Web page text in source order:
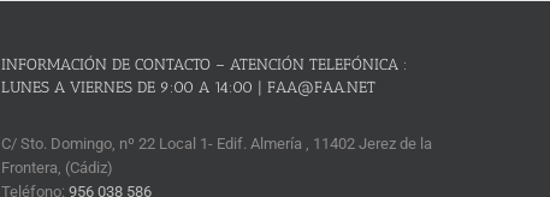
INFORMACIÓN DE CONTACTO – ATENCIÓN TELEFÓNICA :
LUNES A VIERNES DE 9:00 A 14:00 | FAA@FAA.NET
C/ Sto. Domingo, nº 22 Local 1- Edif. Almería , 11402 Jerez de la
Frontera, (Cádiz)
Teléfono:956 038 586